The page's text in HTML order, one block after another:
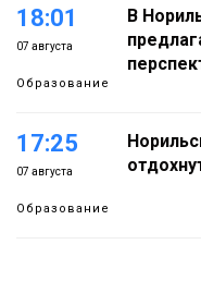
18:01
07 августа
Образование
В
17:25
07 августа
Образование